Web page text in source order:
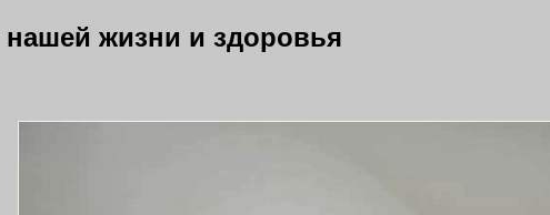
жизни и здоровья